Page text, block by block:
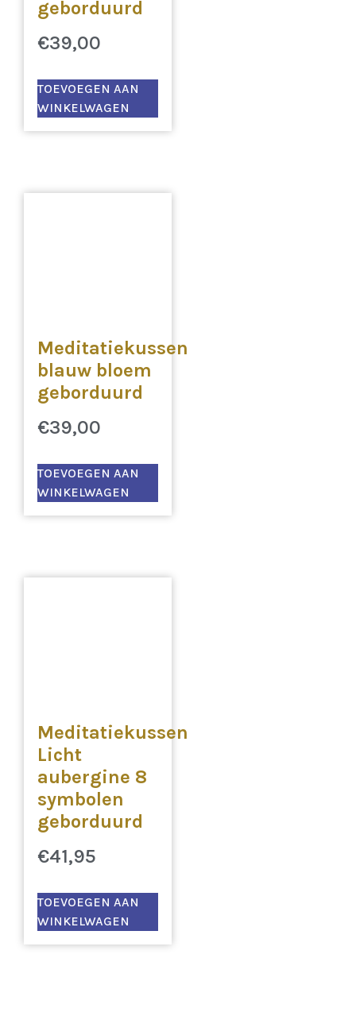
geborduurd
€39,00
TOEVOEGEN AAN
WINKELWAGEN
Meditatiekussen
blauw bloem
geborduurd
€39,00
TOEVOEGEN AAN
WINKELWAGEN
Meditatiekussen
Licht
aubergine 8
symbolen
geborduurd
€41,95
TOEVOEGEN AAN
WINKELWAGEN